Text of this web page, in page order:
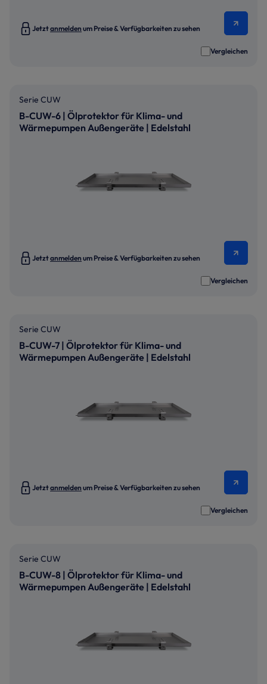
Jetztanmelden um Preise & Verfügbarkeiten zu sehen
Vergleichen
Serie CUW
B-CUW-6 | Ölprotektor für Klima- und
Wärmepumpen Außengeräte | Edelstahl
Jetztanmelden um Preise & Verfügbarkeiten zu sehen
Vergleichen
Serie CUW
B-CUW-7 | Ölprotektor für Klima- und
Wärmepumpen Außengeräte | Edelstahl
Jetztanmelden um Preise & Verfügbarkeiten zu sehen
Vergleichen
Serie CUW
B-CUW-8 | Ölprotektor für Klima- und
Wärmepumpen Außengeräte | Edelstahl